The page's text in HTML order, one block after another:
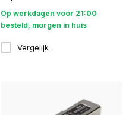
Op werkdagen voor 21:00
besteld, morgen in huis
Vergelijk